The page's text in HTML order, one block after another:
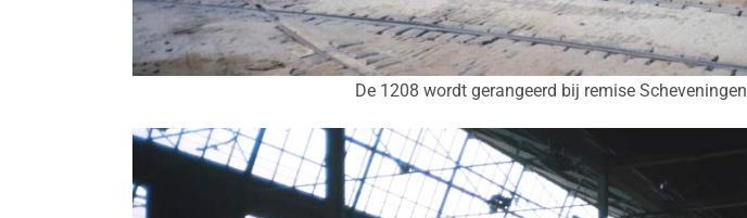
De 1208 wordt gerangeerd bij remise Scheveningen